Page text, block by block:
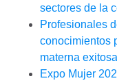
sectores de la
Profesionales
conocimientos
materna exitosa
Expo Mujer